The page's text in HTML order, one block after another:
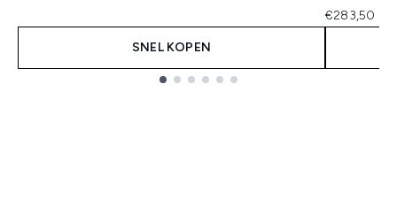
SNEL KOPEN
€283,50